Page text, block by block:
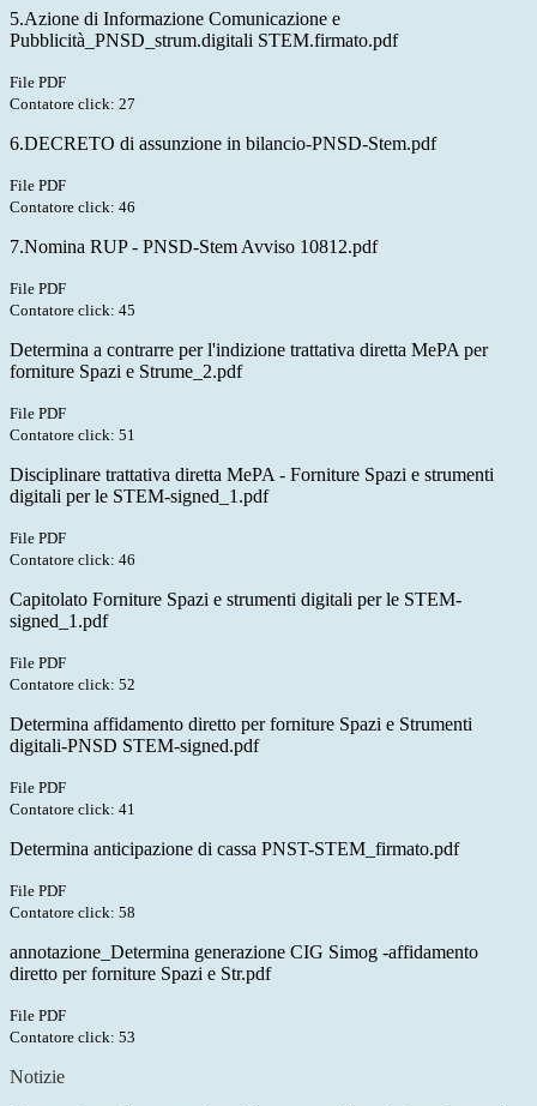
5.Azione di Informazione Comunicazione e
Pubblicità_PNSD_strum.digitali STEM.firmato.pdf
File PDF
Contatore click: 27
6.DECRETO di assunzione in bilancio-PNSD-Stem.pdf
File PDF
Contatore click: 46
7.Nomina RUP - PNSD-Stem Avviso 10812.pdf
File PDF
Contatore click: 45
Determina a contrarre per l'indizione trattativa diretta MePA per
forniture Spazi e Strume_2.pdf
File PDF
Contatore click: 51
Disciplinare trattativa diretta MePA - Forniture Spazi e strumenti
digitali per le STEM-signed_1.pdf
File PDF
Contatore click: 46
Capitolato Forniture Spazi e strumenti digitali per le STEM-
signed_1.pdf
File PDF
Contatore click: 52
Determina affidamento diretto per forniture Spazi e Strumenti
digitali-PNSD STEM-signed.pdf
File PDF
Contatore click: 41
Determina anticipazione di cassa PNST-STEM_firmato.pdf
File PDF
Contatore click: 58
annotazione_Determina generazione CIG Simog -affidamento
diretto per forniture Spazi e Str.pdf
File PDF
Contatore click: 53
Notizie